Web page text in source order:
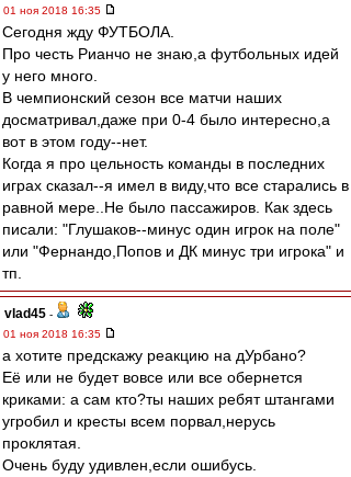
01 ноя 2018 16:35
Сегодня жду ФУТБОЛА.
Про честь Рианчо не знаю,а футбольных идей
у него много.
В чемпионский сезон все матчи наших
досматривал,даже при 0-4 было интересно,а
вот в этом году--нет.
Когда я про цельность команды в последних
играх сказал--я имел в виду,что все старались в
равной мере..Не было пассажиров. Как здесь
писали: "Глушаков--минус один игрок на поле"
или "Фернандо,Попов и ДК минус три игрока" и
тп.
vlad45 -
01 ноя 2018 16:35
а хотите предскажу реакцию на дУрбано?
Её или не будет вовсе или все обернется
криками: а сам кто?ты наших ребят штангами
угробил и кресты всем порвал,нерусь
проклятая.
Очень буду удивлен,если ошибусь.